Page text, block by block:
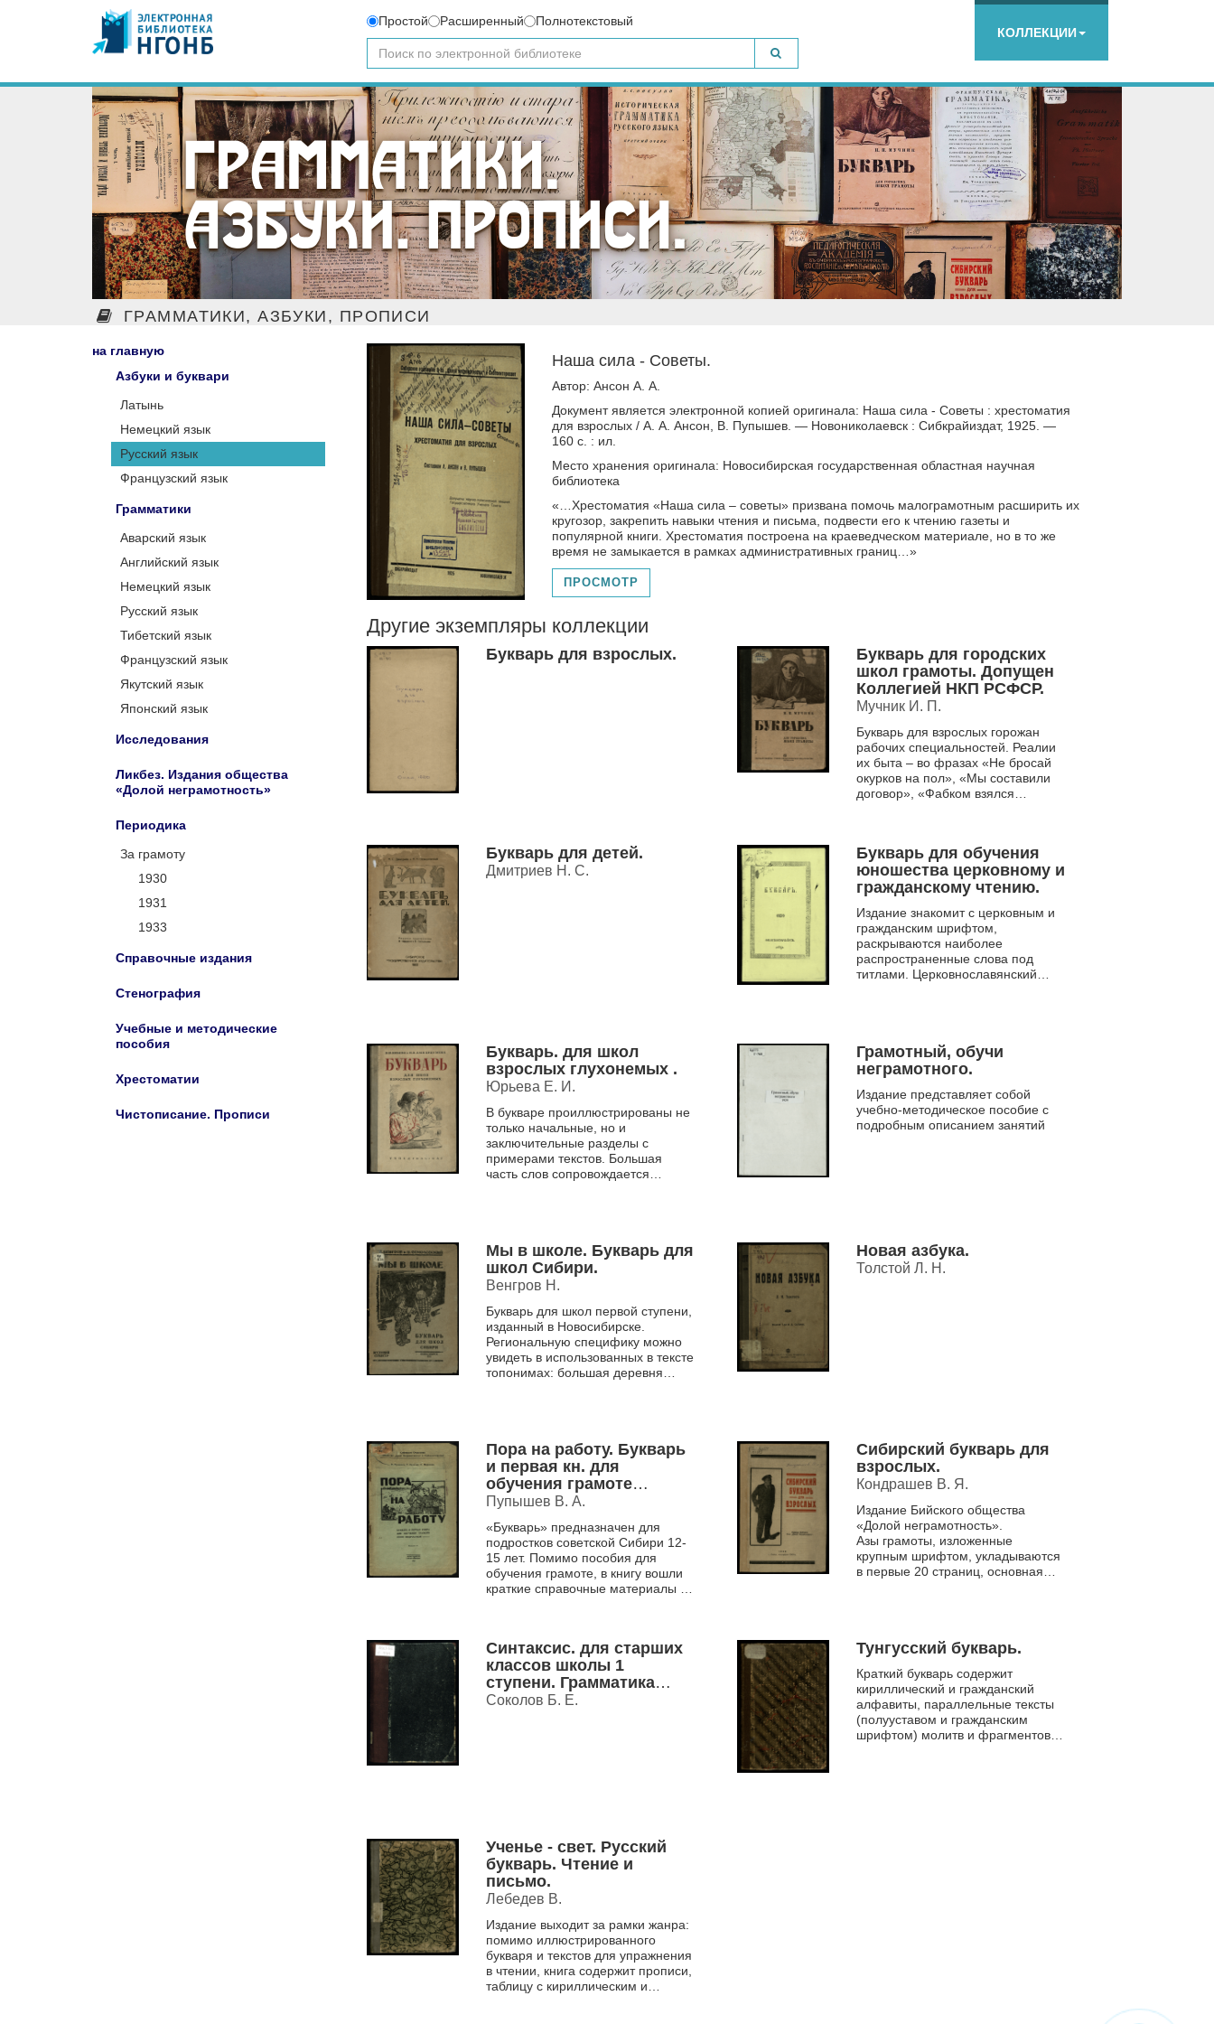
Простой Расширенный
Полнотекстовый
КОЛЛЕКЦИИ
ГРАММАТИКИ, АЗБУКИ, ПРОПИСИ
на главную
Азбуки и буквари
Латынь
Немецкий язык
Русский язык
Французский язык
Грамматики
Аварский язык
Английский язык
Немецкий язык
Русский язык
Тибетский язык
Французский язык
Якутский язык
Японский язык
Исследования
Ликбез. Издания общества
«Долой неграмотность»
Периодика
За грамоту
1930
1931
1933
Справочные издания
Стенография
Учебные и методические
пособия
Хрестоматии
Чистописание. Прописи
Наша сила - Советы.
Автор: Ансон А. А.
Документ является электронной копией оригинала: Наша сила - Советы : хрестоматия
для взрослых / А. А. Ансон, В. Пупышев. — Новониколаевск : Сибкрайиздат, 1925. —
160 с. : ил.
Место хранения оригинала: Новосибирская государственная областная научная
библиотека
«…Хрестоматия «Наша сила – советы» призвана помочь малограмотным расширить их
кругозор, закрепить навыки чтения и письма, подвести его к чтению газеты и
популярной книги. Хрестоматия построена на краеведческом материале, но в то же
время не замыкается в рамках административных границ…»
ПРОСМОТР
Другие экземпляры коллекции
Букварь для взрослых.
Букварь для городских
школ грамоты. Допущен
Коллегией НКП РСФСР.
Мучник И. П.
Букварь для взрослых горожан
рабочих специальностей. Реалии
их быта – во фразах «Не бросай
окурков на пол», «Мы составили
договор», «Фабком взялся
Букварь для детей.
Дмитриев Н. С.
Букварь для обучения
юношества церковному и
гражданскому чтению.
Издание знакомит с церковным и
гражданским шрифтом,
раскрываются наиболее
распространенные слова под
титлами. Церковнославянский
Букварь. для школ
взрослых глухонемых .
Юрьева Е. И.
В букваре проиллюстрированы не
только начальные, но и
заключительные разделы с
примерами текстов. Большая
часть слов сопровождается
Грамотный, обучи
неграмотного.
Издание представляет собой
учебно-методическое пособие с
подробным описанием занятий
Мы в школе. Букварь для
школ Сибири.
Венгров Н.
Букварь для школ первой ступени,
изданный в Новосибирске.
Региональную специфику можно
увидеть в использованных в тексте
топонимах: большая деревня
Новая азбука.
Толстой Л. Н.
Пора на работу. Букварь
и первая кн. для
обучения грамоте
подростков : Сиб. метод.
советом рекомендован
для ликвидации
неграмотности
подростков.
Пупышев В. А.
«Букварь» предназначен для
подростков советской Сибири 12-
15 лет. Помимо пособия для
обучения грамоте, в книгу вошли
краткие справочные материалы по
Сибирский букварь для
взрослых.
Кондрашев В. Я.
Издание Бийского общества
«Долой неграмотность».
Азы грамоты, изложенные
крупным шрифтом, укладываются
в первые 20 страниц, основная
Синтаксис. для старших
классов школы 1
ступени. Грамматика
русского языка с
Соколов Б. Е.
Тунгусский букварь.
Краткий букварь содержит
кириллический и гражданский
алфавиты, параллельные тексты
(полууставом и гражданским
шрифтом) молитв и фрагментов
Ученье - свет. Русский
букварь. Чтение и
письмо.
Лебедев В.
Издание выходит за рамки жанра:
помимо иллюстрированного
букваря и текстов для упражнения
в чтении, книга содержит прописи,
таблицу с кириллическим и